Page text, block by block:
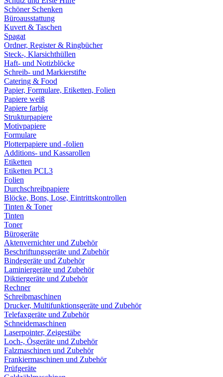
Schöner Schenken
Büroausstattung
Kuvert & Taschen
Spagat
Ordner, Register & Ringbücher
Steck-, Klarsichthüllen
Haft- und Notizblöcke
Schreib- und Markierstifte
Catering & Food
Papier, Formulare, Etiketten, Folien
Papiere weiß
Papiere farbig
Strukturpapiere
Motivpapiere
Formulare
Plotterpapiere und -folien
Additions- und Kassarollen
Etiketten
Etiketten PCL3
Folien
Durchschreibpapiere
Blöcke, Bons, Lose, Eintrittskontrollen
Tinten & Toner
Tinten
Toner
Bürogeräte
Aktenvernichter und Zubehör
Beschriftungsgeräte und Zubehör
Bindegeräte und Zubehör
Laminiergeräte und Zubehör
Diktiergeräte und Zubehör
Rechner
Schreibmaschinen
Drucker, Multifunktionsgeräte und Zubehör
Telefaxgeräte und Zubehör
Schneidemaschinen
Laserpointer, Zeigestäbe
Loch-, Ösgeräte und Zubehör
Falzmaschinen und Zubehör
Frankiermaschinen und Zubehör
Prüfgeräte